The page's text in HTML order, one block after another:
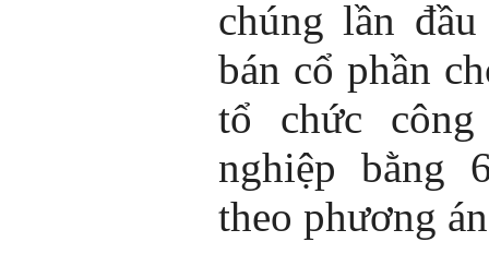
chúng lần
bán cổ phần
tổ chức công
nghiệp bằng
theo phương